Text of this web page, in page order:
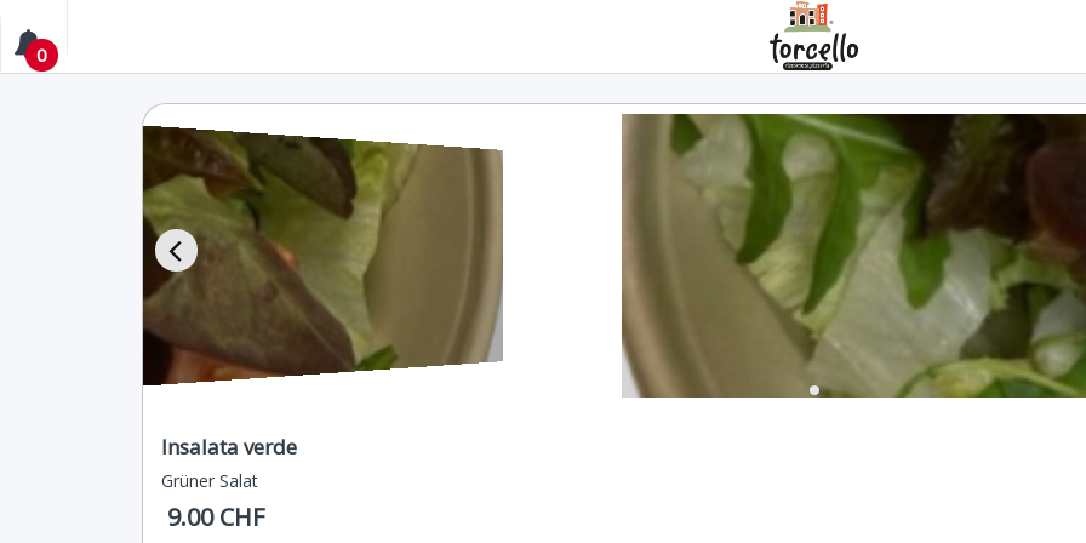
0
Insalata verde
Grüner Salat
9.00 CHF